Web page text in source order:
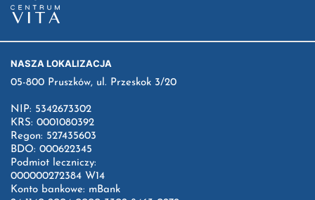
NASZA LOKALIZACJA
05-800 Pruszków, ul. Przeskok 3/20
NIP: 5342673302
KRS: 0001080392
Regon: 527435603
BDO: 000622345
Podmiot leczniczy:
000000272384 W14
Konto bankowe: mBank